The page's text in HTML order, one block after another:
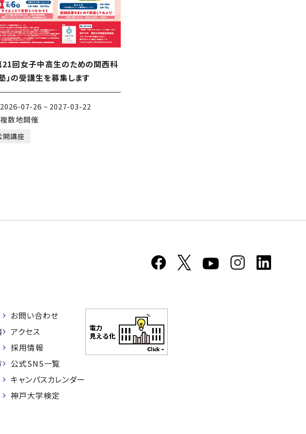
21回女子中高生のための関西科
」の受講生を募集します
2026-07-26 ~ 2027-03-22
複数地開催
開講座
お問い合わせ
アクセス
採用情報
公式SNS一覧
キャンパスカレンダー
神戸大学検定